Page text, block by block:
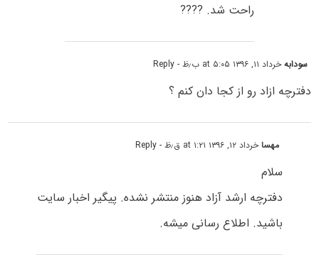
راحت شد. ????
سودابهخرداد ۱۱, ۱۳۹۶ at ۵:۰۵ ب٫ظ - Reply
دفترچه ازاد رو از کجا دان کنم ؟
مهساخرداد ۱۲, ۱۳۹۶ at ۱:۲۱ ق٫ظ - Reply
سلام
دفترچه ارشد آزاد هنوز منتشر نشده. پیگیر اخبار سایت
باشید. اطلاع رسانی میشه.